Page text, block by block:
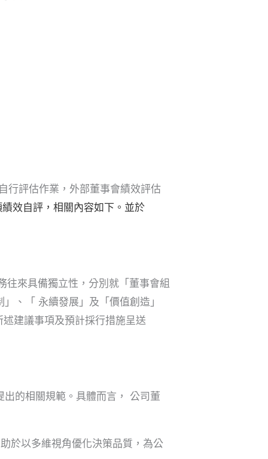
行評估作業，外部董事會績效評估
效自評 ，相關內容如下。並於
往來具備獨立性，分別就「董事會組
、「 永續發展」及「價值創造」
建議事項及預計採行措施呈送
的相關規範。具體而言， 公司董
於以多維視角優化決策品質，為公